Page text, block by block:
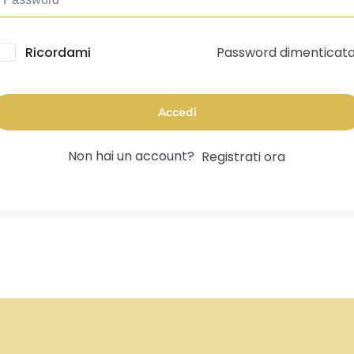
Ricordami Password
Accedi
Non hai un account? Registrati ora